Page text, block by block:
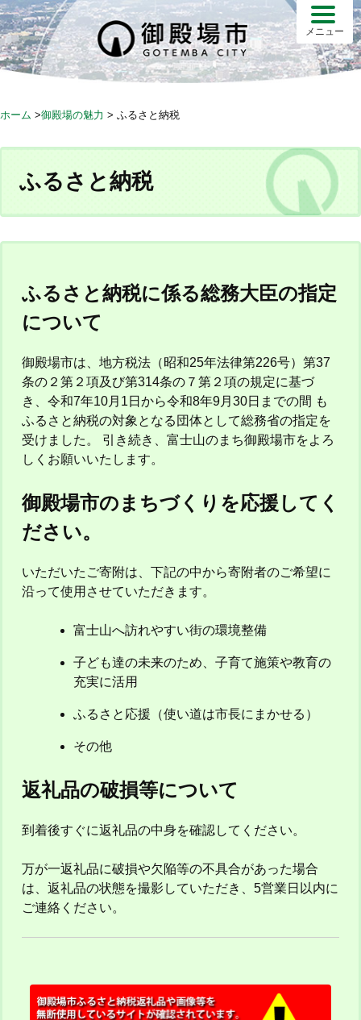
S
k
i
p
o
t
メニュー
ホーム >御殿場の魅力 > ふるさと納税
ふるさと納税
ふるさと納税に係る総務大臣の指定
について
御殿場市は、地方税法（昭和25年法律第226号）第37
条の２第２項及び第314条の７第２項の規定に基づ
き、令和7年10月1日から令和8年9月30日までの間 も
ふるさと納税の対象となる団体として総務省の指定を
受けました。 引き続き、富士山のまち御殿場市をよろ
しくお願いいたします。
御殿場市のまちづくりを応援してく
ださい。
いただいたご寄附は、下記の中から寄附者のご希望に
沿って使用させていただきます。
富士山へ訪れやすい街の環境整備
子ども達の未来のため、子育て施策や教育の
充実に活用
ふるさと応援（使い道は市長にまかせる）
その他
返礼品の破損等について
到着後すぐに返礼品の中身を確認してください。
万が一返礼品に破損や欠陥等の不具合があった場合
は、返礼品の状態を撮影していただき、5営業日以内に
ご連絡ください。